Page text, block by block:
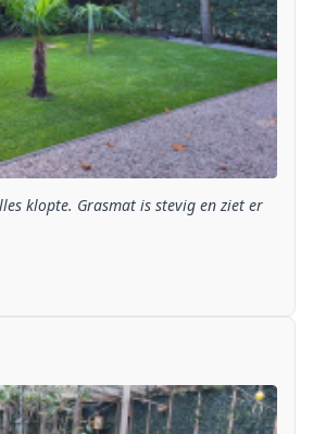
klopte. Grasmat is stevig en ziet er